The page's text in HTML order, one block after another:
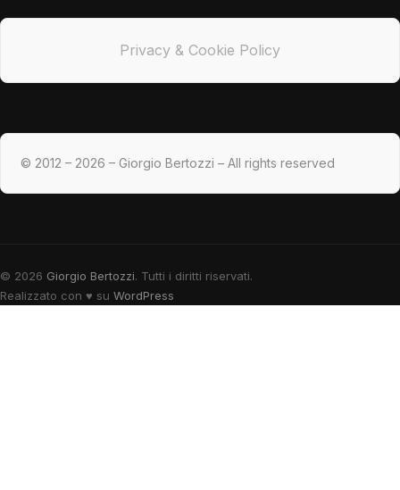
Privacy & Cookie Policy
© 2012 – 2026 – Giorgio Bertozzi – All rights reserved
© 2026 Giorgio Bertozzi. Tutti i diritti riservati.
Realizzato con ♥ su WordPress